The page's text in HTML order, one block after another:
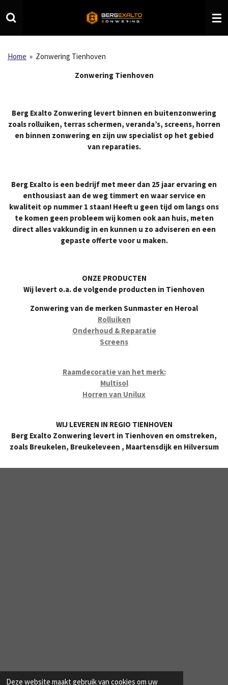
Deze website maakt gebruik van cookies om uw
direct
hoofdinhoud
Home » Zonwering Tienhoven
Zonwering Tienhoven
Berg Exalto Zonwering levert binnen en buitenzonwering
zoals rolluiken, terras schermen, veranda’s, screens, horren
en binnen zonwering en zijn uw specialist op het gebied
van reparaties.
Berg Exalto is een bedrijf met meer dan 25 jaar ervaring en
enthousiast aan de weg timmert en waar service en
kwaliteit op nummer 1 staan! Heeft u geen tijd om langs ons
te komen geen probleem wij komen ook aan huis, meten
direct alles vakkundig in en kunnen u zo adviseren en een
gepaste offerte voor u maken.
ONZE PRODUCTEN
Wij levert o.a. de volgende producten in Tienhoven
Zonwering van de merken Sunmaster en Heroal
Rolluiken
Onderhoud & Reparatie
Screens
Raamdecoratie van het merk:
Multisol
Horren van Unilux
WIJ LEVEREN IN REGIO TIENHOVEN
Berg Exalto Zonwering levert in Tienhoven en omstreken,
zoals Breukelen, Breukeleveen , Maartensdijk en Hilversum